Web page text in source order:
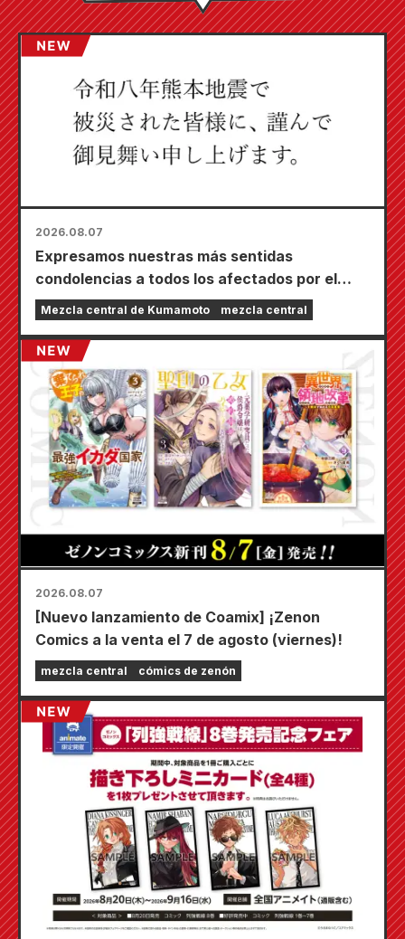
2026.08.07
Expresamos nuestras más sentidas
condolencias a todos los afectados por el
terremoto de Kumamoto de 2026.
Mezcla central de Kumamoto mezcla central
2026.08.07
[Nuevo lanzamiento de Coamix] ¡Zenon
Comics a la venta el 7 de agosto (viernes)!
mezcla central cómics de zenón